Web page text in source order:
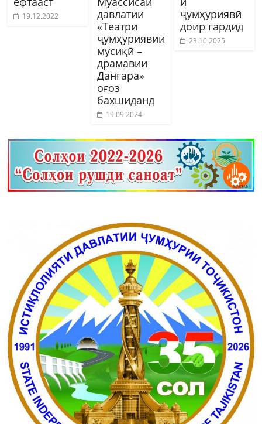
19.12.2022
давлатии
«Театри
ҷумҳуриявии
мусиқӣ –
драмавии
Данғара»
оғоз
бахшиданд
19.09.2024
ҷумҳуриявӣ
доир гардид
23.10.2025